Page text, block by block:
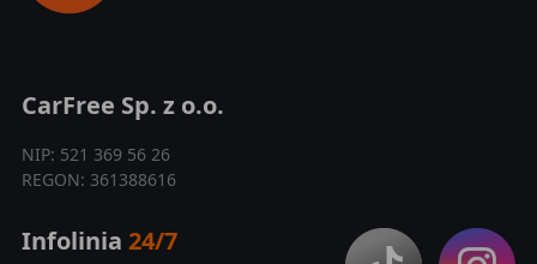
CarFree Sp. z o.o.
NIP: 521 369 56 26
REGON: 361388616
Infolinia 24/7